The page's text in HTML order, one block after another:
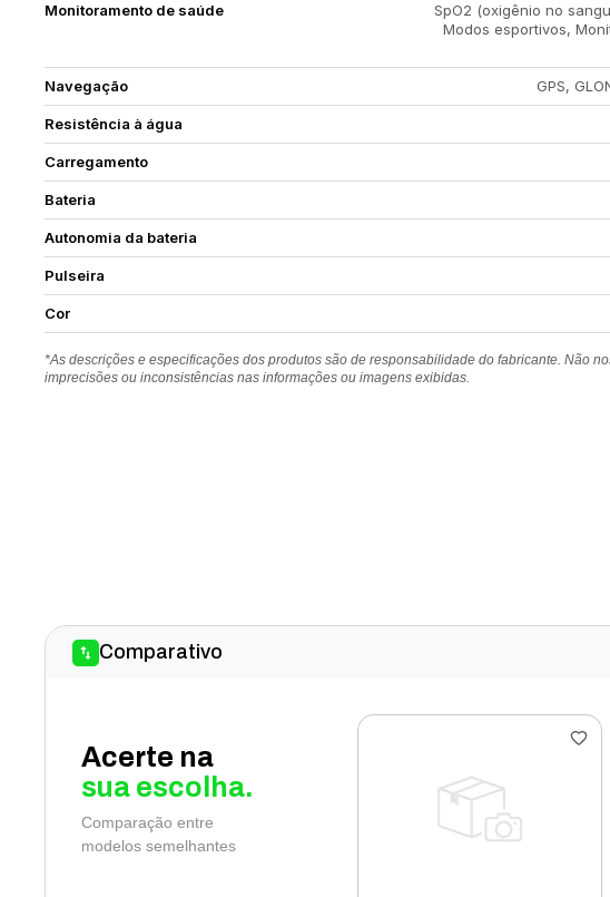
Monitoramento de saúde
SpO2 (oxigênio no
Modos esportivos,
Navegação GPS,
Resistência à água
Carregamento
Bateria
Autonomia da bateria
Pulseira
Cor
*As descrições e especificações dos produtos são de responsabilidade do fabricante. Não
imprecisões ou inconsistências nas informações ou imagens exibidas.
Comparativo
Acerte na
sua escolha.
Comparação entre
modelos semelhantes